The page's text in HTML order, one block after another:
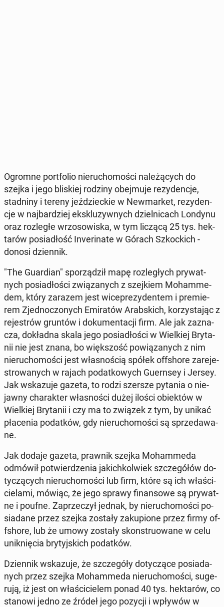
Ogromne port­fo­lio nie­ru­cho­mo­ści na­le­żą­cych do
szejka i jego bli­skiej rodziny obej­mu­je re­zy­den­cje,
stad­ni­ny i tereny jeź­dziec­kie w New­mar­ket, re­zy­den­
cje w naj­bar­dziej eks­klu­zyw­nych dziel­ni­cach Londynu
oraz roz­le­głe wrzo­so­wi­ska, w tym liczącą 25 tys. hek­
ta­rów po­sia­dłość In­ve­ri­na­te w Górach Szkoc­kich -
donosi dzien­nik.
"The Gu­ar­dian" spo­rzą­dził mapę roz­le­głych pry­wat­
nych po­sia­dło­ści zwią­za­nych z szej­kiem Mo­ham­me­
dem, który zarazem jest wi­ce­pre­zy­den­tem i pre­mie­
rem Zjed­no­czo­nych Emi­ra­tów Arab­skich, ko­rzy­sta­jąc z
re­je­strów gruntów i do­ku­men­ta­cji firm. Ale jak za­zna­
cza, do­kład­na skala jego po­sia­dło­ści w Wiel­kiej Bry­ta­
nii nie jest znana, bo więk­szość po­wią­za­nych z nim
nie­ru­cho­mo­ści jest wła­sno­ścią spółek of­fsho­re za­re­je­
stro­wa­nych w rajach po­dat­ko­wych Gu­ern­sey i Jersey.
Jak wska­zu­je gazeta, to rodzi szersze pytania o nie­
jaw­ny cha­rak­ter wła­sno­ści dużej ilości obiek­tów w
Wiel­kiej Bry­ta­nii i czy ma to związek z tym, by unikać
pła­ce­nia po­dat­ków, gdy nie­ru­cho­mo­ści są sprze­da­wa­
ne.
Jak dodaje gazeta, prawnik szejka Mo­ham­me­da
odmówił po­twier­dze­nia ja­kich­kol­wiek szcze­gó­łów do­
ty­czą­cych nie­ru­cho­mo­ści lub firm, które są ich wła­ści­
cie­la­mi, mówiąc, że jego sprawy fi­nan­so­we są pry­wat­
ne i poufne. Za­prze­czył jednak, by nie­ru­cho­mo­ści po­
sia­da­ne przez szejka zostały za­ku­pio­ne przez firmy of­
fsho­re, lub że umowy zostały skon­stru­owa­ne w celu
unik­nię­cia bry­tyj­skich po­dat­ków.
Dzien­nik wska­zu­je, że szcze­gó­ły do­ty­czą­ce po­sia­da­
nych przez szejka Mo­ham­me­da nie­ru­cho­mo­ści, su­ge­
ru­ją, iż jest on wła­ści­cie­lem ponad 40 tys. hek­ta­rów, co
stanowi jedno ze źródeł jego pozycji i wpływów w